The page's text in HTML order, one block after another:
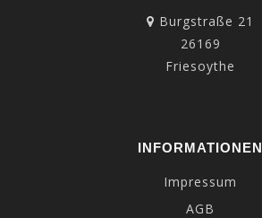
Burgstraße 21
26169
Friesoythe
INFORMATIONEN
Impressum
AGB